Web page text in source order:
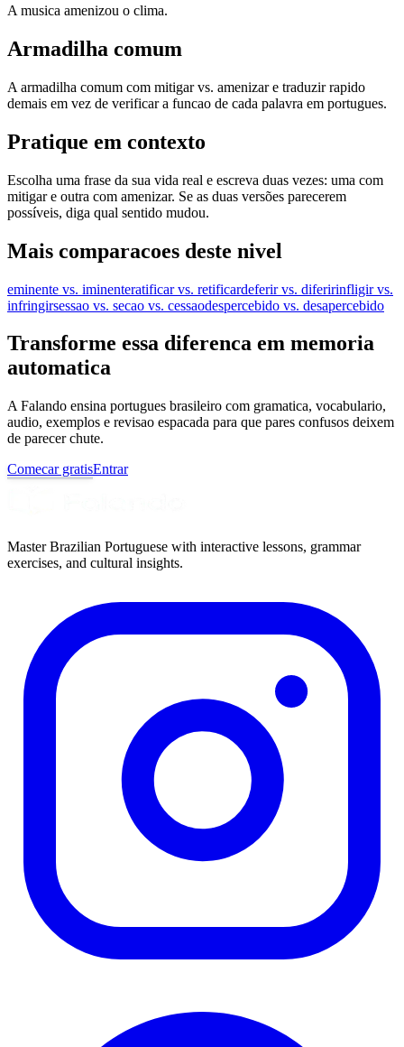
A musica amenizou o clima.
Armadilha comum
A armadilha comum com mitigar vs. amenizar e traduzir rapido
demais em vez de verificar a funcao de cada palavra em portugues.
Pratique em contexto
Escolha uma frase da sua vida real e escreva duas vezes: uma com
mitigar e outra com amenizar. Se as duas versões parecerem
possíveis, diga qual sentido mudou.
Mais comparacoes deste nivel
eminente vs. iminenteratificar vs. retificardeferir vs. diferirinfligir vs.
infringirsessao vs. secao vs. cessaodespercebido vs. desapercebido
Transforme essa diferenca em memoria
automatica
A Falando ensina portugues brasileiro com gramatica, vocabulario,
audio, exemplos e revisao espacada para que pares confusos deixem
de parecer chute.
Comecar gratisEntrar
Master Brazilian Portuguese with interactive lessons, grammar
exercises, and cultural insights.